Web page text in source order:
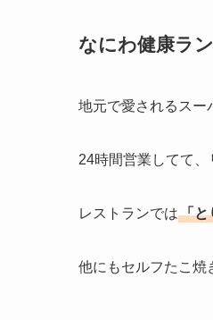
なにわ健康ラ
地元で愛されるスー
24時間営業してて、
レストランでは「と
他にもセルフたこ焼